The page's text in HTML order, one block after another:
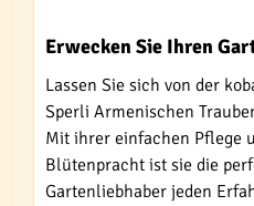
Erwecken Sie Ihren
Lassen Sie sich von der
Sperli Armenischen
Mit ihrer einfachen Pflege
Blütenpracht ist sie die
Gartenliebhaber jeden